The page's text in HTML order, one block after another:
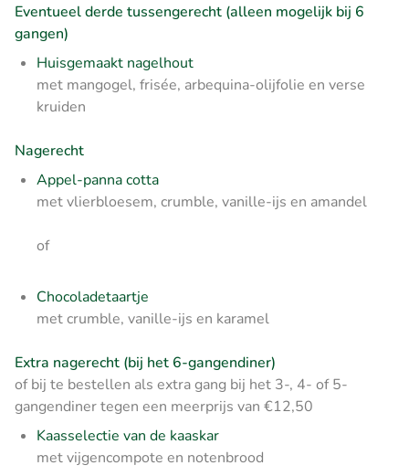
Eventueel derde tussengerecht (alleen mogelijk bij 6
gangen)
Huisgemaakt nagelhout
met mangogel, frisée, arbequina-olijfolie en verse
kruiden
Nagerecht
Appel-panna cotta
met vlierbloesem, crumble, vanille-ijs en amandel
of
Chocoladetaartje
met crumble, vanille-ijs en karamel
Extra nagerecht (bij het 6-gangendiner)
of bij te bestellen als extra gang bij het 3-, 4- of 5-
gangendiner tegen een meerprijs van €12,50
Kaasselectie van de kaaskar
met vijgencompote en notenbrood